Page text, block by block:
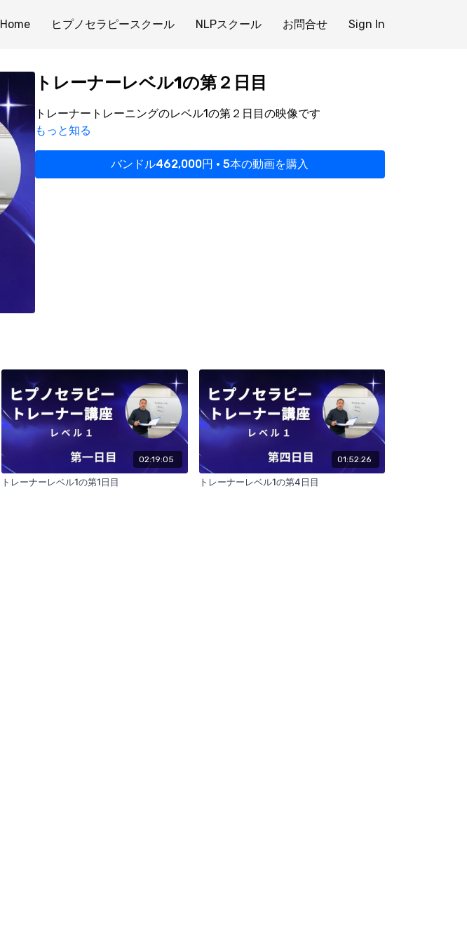
Home ヒプノセラピースクール NLPスクール お問合せ Sign In
トレーナーレベル1の第２日目
トレーナートレーニングのレベル1の第２日目の映像です
もっと知る
バンドル462,000円 • 5本の動画を購入
02:19:05
トレーナーレベル1の第1日目
01:52:26
トレーナーレベル1の第4日目